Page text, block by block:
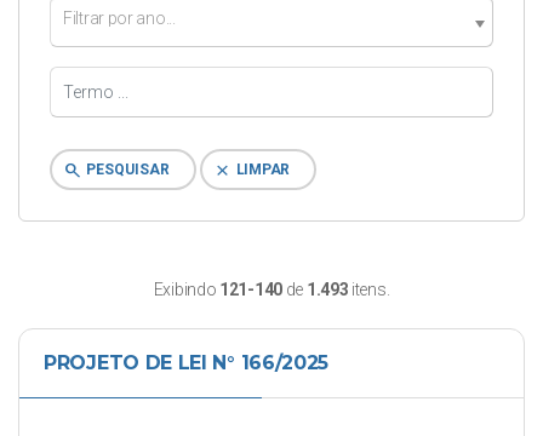
Exibindo 121-140 de 1.493 itens.
PROJETO DE LEI N° 166/2025
Filtrar por ano...
search PESQUISAR clear LIMPAR